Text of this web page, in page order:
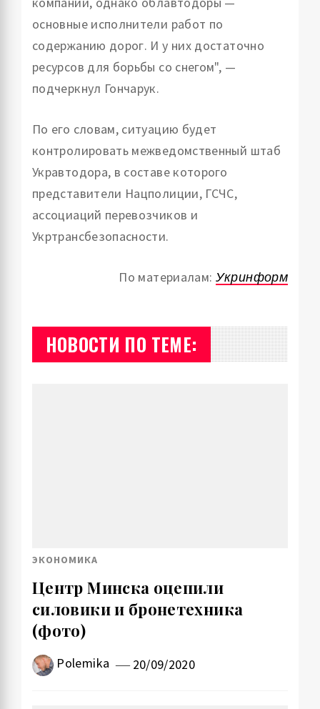
основные исполнители работ по
содержанию дорог. И у них достаточно
ресурсов для борьбы со снегом", —
подчеркнул Гончарук.
По его словам, ситуацию будет
контролировать межведомственный штаб
Укравтодора, в составе которого
представители Нацполиции, ГСЧС,
ассоциаций перевозчиков и
Укртрансбезопасности.
По материалам: Укринформ
НОВОСТИ ПО ТЕМЕ:
ЭКОНОМИКА
Центр Минска оцепили
силовики и бронетехника
(фото)
Polemika 20/09/2020